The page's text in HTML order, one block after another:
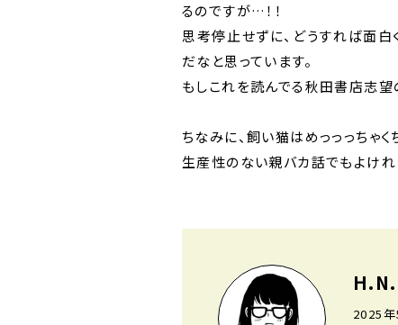
るのですが…！！
思考停止せずに、どうすれば面
だなと思っています。
もしこれを読んでる秋田書店志望
ちなみに、飼い猫はめっっっちゃく
生産性のない親バカ話でもよけれ
H.N.
2025